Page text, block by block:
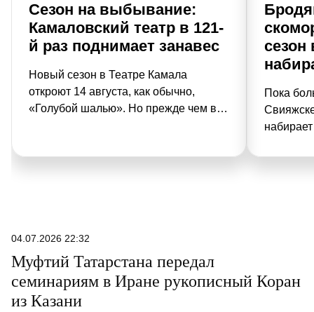
Сезон на выбывание:
Камаловский театр в 121-
й раз поднимает занавес
Новый сезон в Теат­ре Камала
откроют 14 августа, как обычно,
«Голубой шалью». Но преж­де чем в
Сайдашева, камаловцы устроят
сезон
Пока
04.07.2026 22:32
Муфтий Татарстана передал
семинариям в Иране рукописный Коран
из Казани